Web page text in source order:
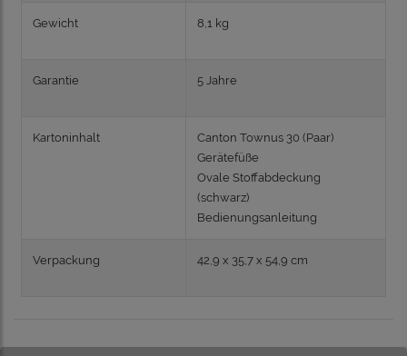
Gewicht 8,1 kg
Garantie 5 Jahre
Kartoninhalt
Canton Townus 30 (Paar)
Gerätefüße
Ovale Stoffabdeckung
(schwarz)
Bedienungsanleitung
Verpackung 42,9 x 35,7 x 54,9 cm